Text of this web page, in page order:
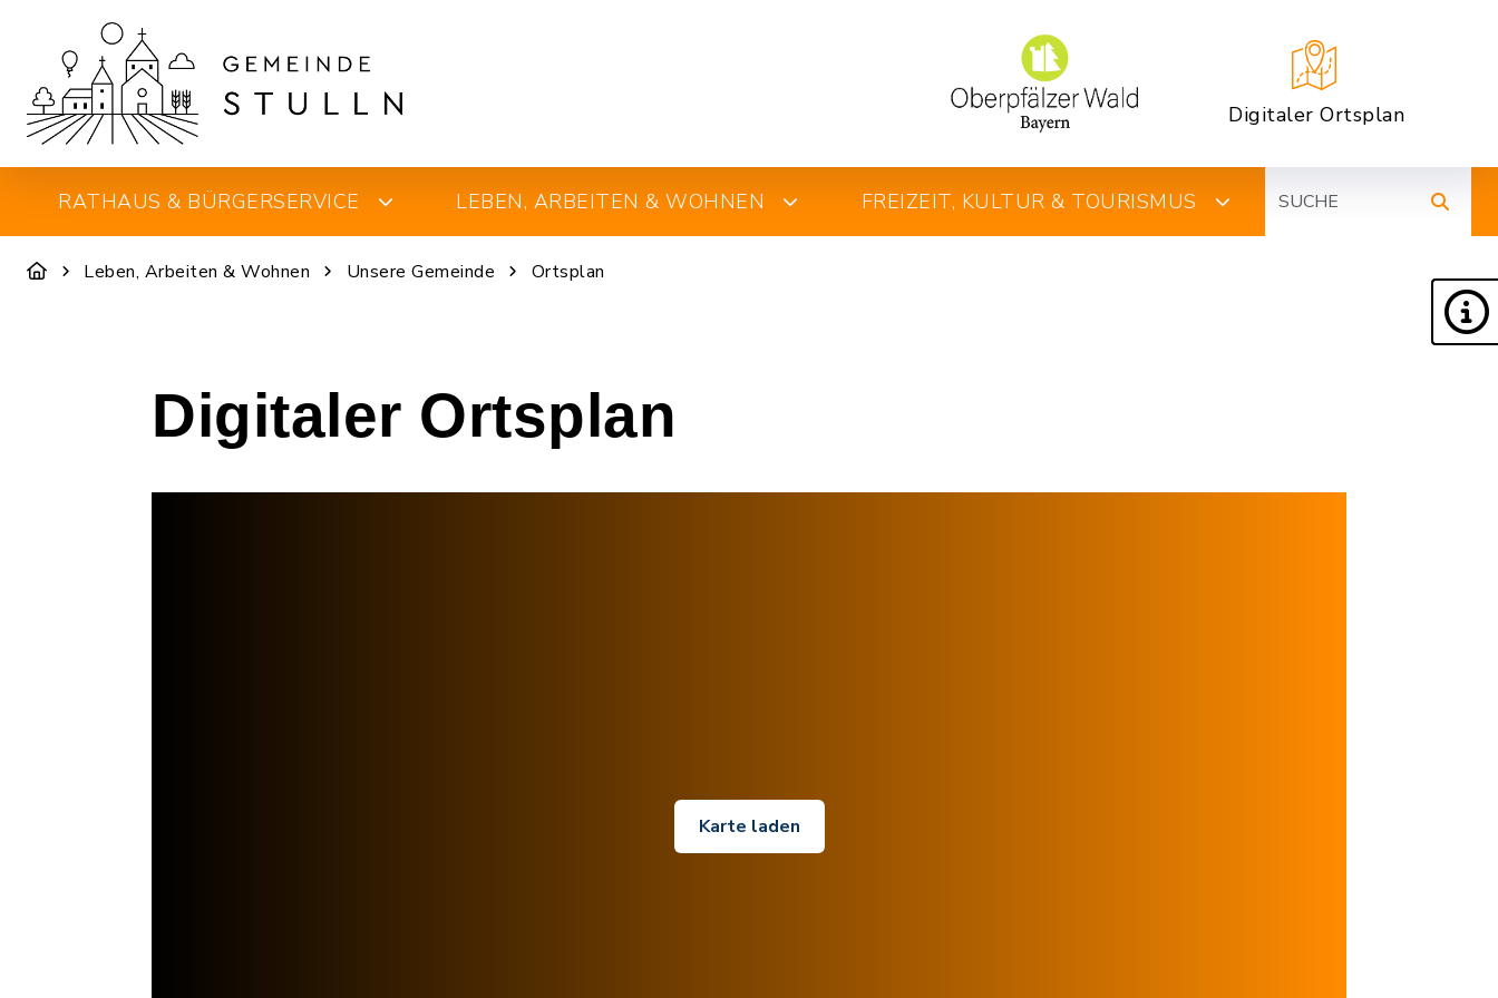
Digitaler Ortsplan
RATHAUS & BÜRGERSERVICE LEBEN, ARBEITEN & WOHNEN FREIZEIT, KULTUR & TOURISMUS
Leben, Arbeiten & Wohnen Unsere Gemeinde Ortsplan
Digitaler Ortsplan
Karte laden